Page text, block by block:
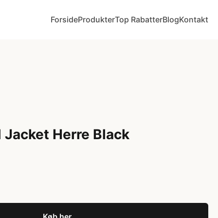
ForsideProdukterTop RabatterBlogKontakt
Jacket Herre Black